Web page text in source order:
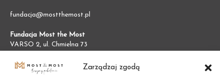
Zarządzaj zgodą
fundacja@mostthemost.pl
Fundacja Most the Most
VARSO 2, ul. Chmielna 73
NIP:7011002609
REGON:387474695